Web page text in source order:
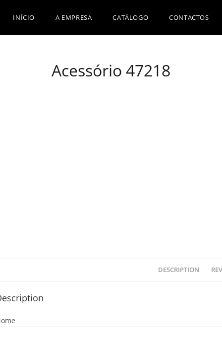
INÍCIO A EMPRESA CATÁLOGO CONTACTOS
Acessório 47218
DESCRIPTION